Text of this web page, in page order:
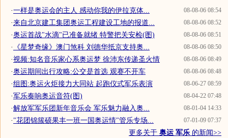
08-08-06 08:54
·一样是奥运会的主人 感动你我的伊拉克体...
08-08-06 08:52
·来自北京建工集团奥运工程建设工地的报道...
08-08-06 08:51
·奥运首战"水滴"已准备就绪 特警把关安检(图)
08-08-06 08:50
· 《星梦奇缘》澳门煞科 刘德华抵京支持奥...
08-08-06 08:49
·视频:知名音乐家心系奥运梦 徐沛东传递圣火情
08-08-06 08:48
·奥运期间出行攻略:公交是首选 观赛不开车
08-06-27 08:59
·组图:奥运火炬接力大同站 起跑仪式军乐表演
08-04-22 07:48
·军乐奏响奥运音符(图)
08-01-04 14:33
·解放军军乐团新年音乐会 军乐魅力融入奥...
07-01-09 07:37
·"花团锦簇硕果丰一班一国奥运情"管乐专场...
更多关于 奥运 军乐 的新闻>>